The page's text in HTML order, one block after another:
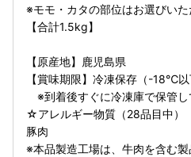
※モモ・カタの部位はお選びいた
【合計1.5kg】
【原産地】鹿児島県
【賞味期限】冷凍保存（-18℃
※到着後すぐに冷凍庫で保管し
☆アレルギー物質（28品目中）
豚肉
※本品製造工場は、牛肉を含む製